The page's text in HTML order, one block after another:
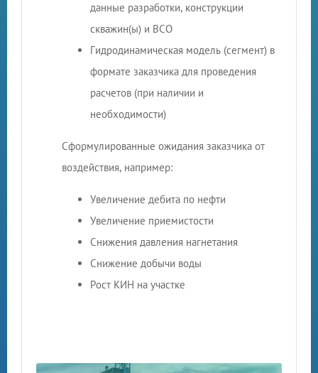
данные разработки, конструкции
скважин(ы) и ВСО
Гидродинамическая модель (сегмент) в
формате заказчика для проведения
расчетов (при наличии и
необходимости)
Сформулированные ожидания заказчика от
воздействия, например:
Увеличение дебита по нефти
Увеличение приемистости
Снижения давления нагнетания
Снижение добычи воды
Рост КИН на участке